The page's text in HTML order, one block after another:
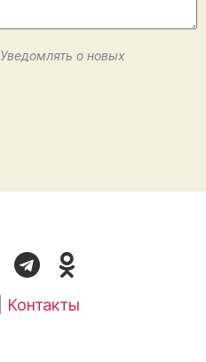
Уведомлять о новых
Контакты